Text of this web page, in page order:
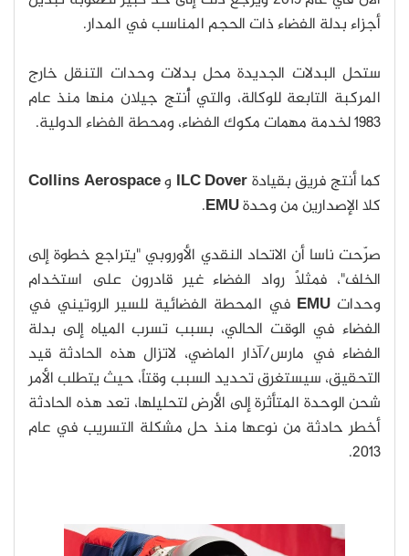
أجزاء بدلة الفضاء ذات الحجم المناسب في المدار.
ستحل البدلات الجديدة محل بدلات وحدات التنقل خارج
المركبة التابعة للوكالة، والتي أُنتج جيلان منها منذ عام
1983 لخدمة مهمات مكوك الفضاء، ومحطة الفضاء الدولية.
كما أنتج فريق بقيادة وCollins Aerospace
كلا الإصدارين من وحدةEMU
.
صرّحت ناسا أن الاتحاد النقدي الأوروبي "يتراجع خطوة إلى
الخلف"، فمثلاً رواد الفضاء غير قادرون على استخدام
وحدات EMU في المحطة الفضائية للسير الروتيني في
الفضاء في الوقت الحالي، بسبب تسرب المياه إلى بدلة
الفضاء في مارس/آذار الماضي، لاتزال هذه الحادثة قيد
التحقيق، سيستغرق تحديد السبب وقتاً، حيث يتطلب الأمر
شحن الوحدة المتأثرة إلى الأرض لتحليلها، تعد هذه الحادثة
أخطر حادثة من نوعها منذ حل مشكلة التسريب في عام
2013.